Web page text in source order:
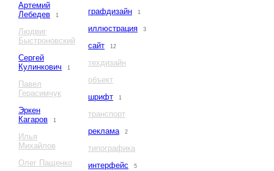
Артемий
Лебедев
1
Людвиг
Быстроновский
Сергей
Кулинкович
1
Павел
Герасимчук
Эркен
Кагаров
1
Илья
Михайлов
Олег Пащенко
графдизайн 1
иллюстрация 3
сайт 12
техдизайн
объект
шрифт
1
транспорт
реклама
2
типографика
интерфейс
5